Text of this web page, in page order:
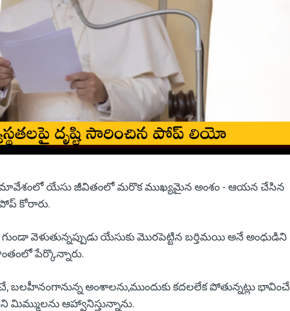
సమావేశంలో యేసు జీవితంలో మరొక ముఖ్యమైన అంశం - ఆయన చేసిన
పోప్ కోరారు.
వెళుతున్నప్పుడు యేసుకు మొరపెట్టిన బర్తిమయి అనే అంధుడిని
పేర్కొన్నారు.
అంశాలను,ముందుకు కదలలేక పోతున్నట్లు భావించే
మిమ్ములను ఆహ్వానిస్తున్నాను.